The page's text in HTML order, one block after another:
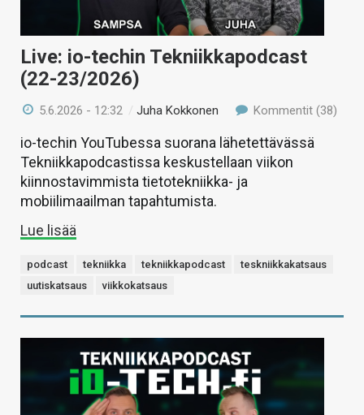
Live: io-techin Tekniikkapodcast
(22-23/2026)
5.6.2026 - 12:32 /Juha Kokkonen Kommentit (38)
io-techin YouTubessa suorana lähetettävässä
Tekniikkapodcastissa keskustellaan viikon
kiinnostavimmista tietotekniikka- ja
mobiilimaailman tapahtumista.
Lue lisää
podcast tekniikka tekniikkapodcast
teskniikkakatsaus
uutiskatsaus
viikkokatsaus